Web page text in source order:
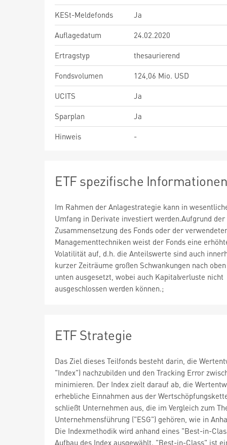
KESt-Meldefonds
Ja
Auflagedatum
24.02.2020
Ertragstyp
thesaurierend
Fondsvolumen
124,06 Mio. USD
UCITS
Ja
Sparplan
Ja
Hinweis
-
ETF spezifische
Im Rahmen der Anlagestrategie kann in
Umfang in Derivate investiert werden.Aufgrund der
Zusammensetzung des Fonds oder der
Managementtechniken weist der Fonds eine
Volatilität auf, d.h. die Anteilswerte sind auch
kurzer Zeiträume großen Schwankungen nach
unten ausgesetzt, wobei auch Kapitalverluste nicht
ausgeschlossen werden können.;
ETF Strategie
Das Ziel dieses Teilfonds besteht darin, die
"Index") nachzubilden und den Tracking Error
minimieren. Der Index zielt darauf ab, die
erhebliche Einnahmen aus der
schließt Unternehmen aus, die im Vergleich zum
Unternehmensführung ("ESG") gehören, wie in
Die Indexmethodik wird anhand eines "Best-in-
Aufbau des Index ausgewählt. "Best-in-Class" ist